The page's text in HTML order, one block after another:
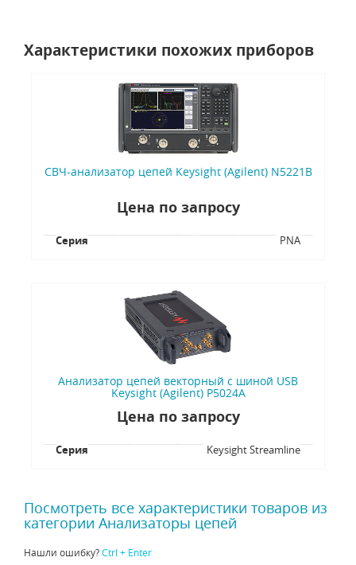
Характеристики похожих приборов
СВЧ-анализатор цепей Keysight (Agilent) N5221B
Цена по запросу
Серия PNA
Анализатор цепей векторный с шиной USB
Keysight (Agilent) P5024A
Цена по запросу
Серия Keysight Streamline
Посмотреть все характеристики товаров из
категории Анализаторы цепей
Нашли ошибку?Ctrl + Enter